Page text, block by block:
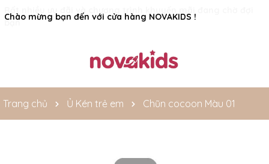
Rất nhiều ưu đãi và chương trình khuyến mãi đang chờ đợi
bạn
Trang chủ Ủ Kén trẻ em Chũn cocoon Màu 01